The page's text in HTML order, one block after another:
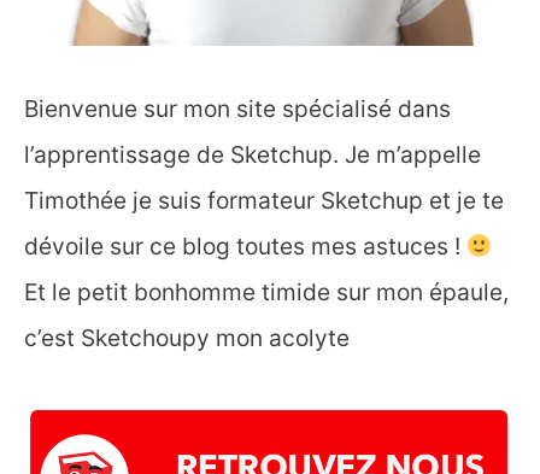
Bienvenue sur mon site spécialisé dans
l’apprentissage de Sketchup. Je m’appelle
Timothée je suis formateur Sketchup et je te
dévoile sur ce blog toutes mes astuces !
Et le petit bonhomme timide sur mon épaule,
c’est Sketchoupy mon acolyte